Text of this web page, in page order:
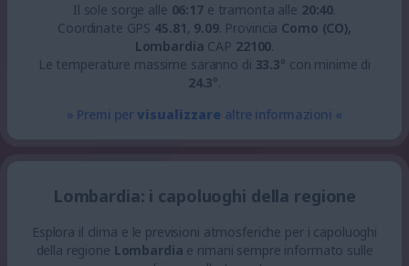
Il sole sorge alle 06:17e tramonta alle 20:40.
Coordinate GPS 45.81, 9.09. Provincia Como (CO),
Lombardia CAP 22100.
Le temperature massime saranno di 33.3° con minime di
24.3°.
» Premi pervisualizzare altre informazioni «
Lombardia: i capoluoghi della regione
Esplora il clima e le previsioni atmosferiche per i capoluoghi
della regione Lombardia e rimani sempre informato sulle